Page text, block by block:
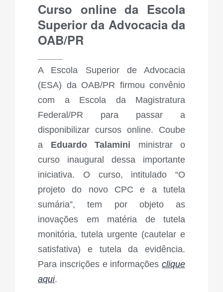
Curso online da Escola
Superior da Advocacia da
OAB/PR
A Escola Superior de Advocacia
(ESA) da OAB/PR firmou convênio
com a Escola da Magistratura
Federal/PR para passar a
disponibilizar cursos online. Coube
a Eduardo Talamini ministrar o
curso inaugural dessa importante
iniciativa. O curso, intitulado “O
projeto do novo CPC e a tutela
sumária”, tem por objeto as
inovações em matéria de tutela
monitória, tutela urgente (cautelar e
satisfativa) e tutela da evidência.
Para inscrições e informações clique
aqui.